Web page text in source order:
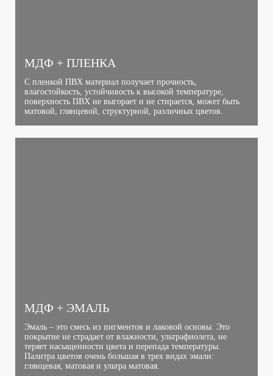
МДФ + ПЛЕНКА
С пленкой ПВХ материал получает прочность,
влагостойкость, устойчивость к высокой температуре,
поверхность ПВХ не выгорает и не стирается, может быть
матовой, глянцевой, структурной, различных цветов.
МДФ + ЭМАЛЬ
Эмаль – это смесь из пигментов и лаковой основы. Это
покрытие не страдает от влажности, ультрафиолета, не
теряет насыщенности цвета и перепада температуры.
Палитра цветов очень большая в трех видах эмали:
глянцевая, матовая и ультра матовая.